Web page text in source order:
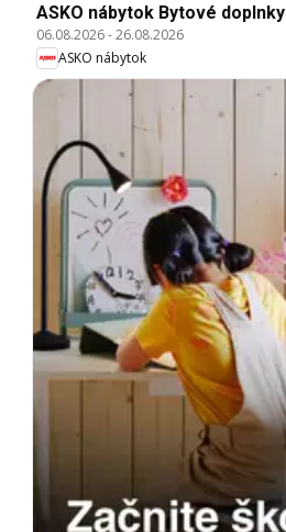
ASKO nábytok Bytové doplnky
06.08.2026-26.08.2026
ASKO nábytok